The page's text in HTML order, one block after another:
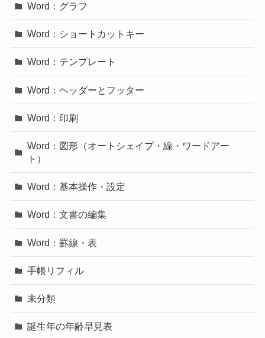
Word：グラフ
Word：ショートカットキー
Word：テンプレート
Word：ヘッダーとフッター
Word：印刷
Word：図形（オートシェイプ・線・ワードアー
ト）
Word：基本操作・設定
Word：文書の編集
Word：罫線・表
手帳リフィル
未分類
誕生年の年齢早見表